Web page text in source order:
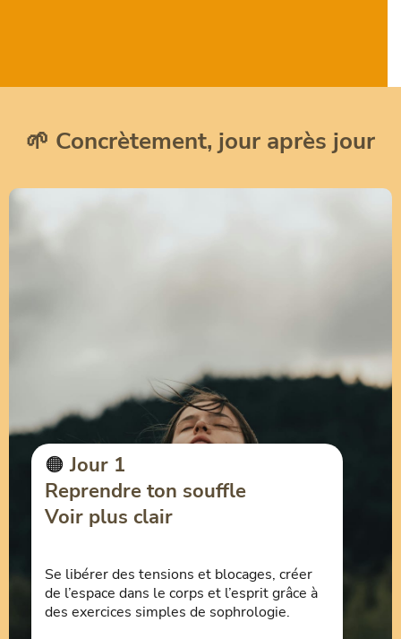
🌱 Concrètement, jour après jour
🟠Jour 1
Reprendre ton souffle
Voir plus clair
Se libérer des tensions et blocages, créer
de l’espace dans le corps et l’esprit grâce à
des exercices simples de sophrologie.